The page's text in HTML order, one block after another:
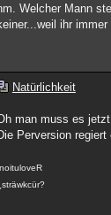
Welcher Mann
ihr
Natürlichkeit
man muss es
Perversion regiert